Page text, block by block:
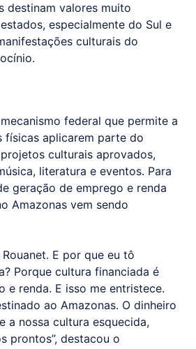
destinam valores muito
especialmente do Sul e
culturais do
federal que permite a
físicas aplicarem parte do
culturais aprovados,
literatura e eventos. Para
geração de emprego e renda
Amazonas vem sendo
E por que eu tô
Porque cultura financiada é
e renda. E isso me entristece.
ao Amazonas. O dinheiro
a nossa cultura esquecida,
prontos”, destacou o